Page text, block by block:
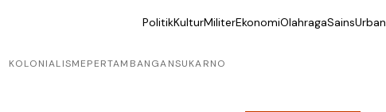
PolitikKulturMiliterEkonomiOlahragaSainsUrban
KOLONIALISMEPERTAMBANGANSUKARNO